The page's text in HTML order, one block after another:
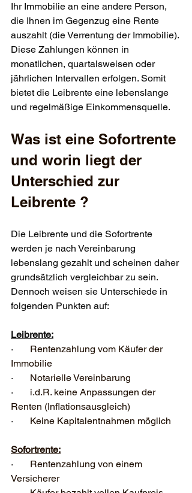
Ihr Immobilie an eine andere Person,
die Ihnen im Gegenzug eine Rente
auszahlt (die Verrentung der Immobilie).
Diese Zahlungen können in
monatlichen, quartalsweisen oder
jährlichen Intervallen erfolgen. Somit
bietet die Leibrente eine lebenslange
und regelmäßige Einkommensquelle.
Was ist eine Sofortrente
und worin liegt der
Unterschied zur
Leibrente ?
Die Leibrente und die Sofortrente
werden je nach Vereinbarung
lebenslang gezahlt und scheinen daher
grundsätzlich vergleichbar zu sein.
Dennoch weisen sie Unterschiede in
folgenden Punkten auf:
Leibrente:
· Rentenzahlung vom Käufer der
Immobilie
· Notarielle Vereinbarung
· i.d.R. keine Anpassungen der
Renten (Inflationsausgleich)
· Keine Kapitalentnahmen möglich
Sofortrente:
· Rentenzahlung von einem
Versicherer